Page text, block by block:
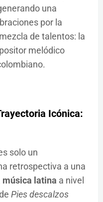
una
por la
de talentos: la
melódico
Icónica:
solo un
retrospectiva a una
música latina a nivel
Pies descalzos